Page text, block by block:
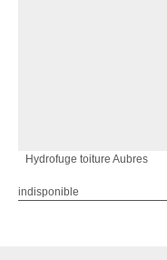
Hydrofuge toiture Aubres
indisponible